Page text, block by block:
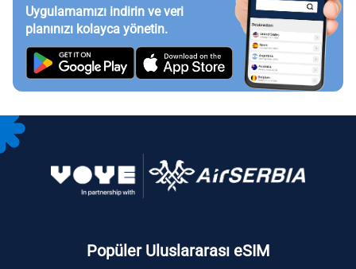
Uygulamamızı indirin ve veri
planınızı kolayca yönetin.
Popüler Uluslararası eSIM